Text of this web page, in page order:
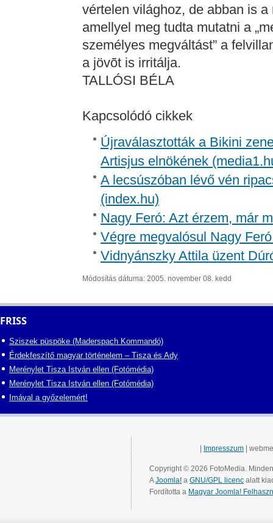
vértelen világhoz, de abban is
amellyel meg tudta mutatni a
személyes megváltást” a
a jövõt is irritálja.
TALLÓSI BÉLA
Kapcsolódó cikkek
Újraválasztották a Bikini
Artisjus elnökének
A lecsúszóban lévő vén
(index.hu)
Nagy Feró: Azt érzem, már
Végre megvalósul Nagy
Vidnyánszky Attila üzent
Módosítás dátuma: 2005. november 08. kedd
FRISS
Sziszek püspöke (Maderspach Kommandó)
Érdekfeszítő magyar történelem – Tisza és Ady
Merénylet Tisza István ellen (Fotómédia)
Merénylet Tisza István ellen (Fotómédia)
Imával a győzelemért!
Impresszum |
Copyright © 2026 FotoMedia.
AJoomla! a GNU/GPL licenc alatt
Fordította a Magyar Joomla!